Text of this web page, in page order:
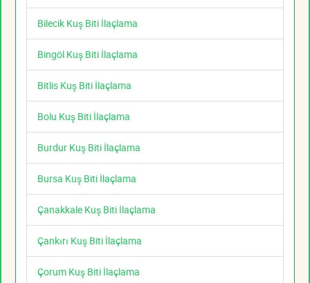
Bilecik Kuş Biti İlaçlama
Bingöl Kuş Biti İlaçlama
Bitlis Kuş Biti İlaçlama
Bolu Kuş Biti İlaçlama
Burdur Kuş Biti İlaçlama
Bursa Kuş Biti İlaçlama
Çanakkale Kuş Biti İlaçlama
Çankırı Kuş Biti İlaçlama
Çorum Kuş Biti İlaçlama